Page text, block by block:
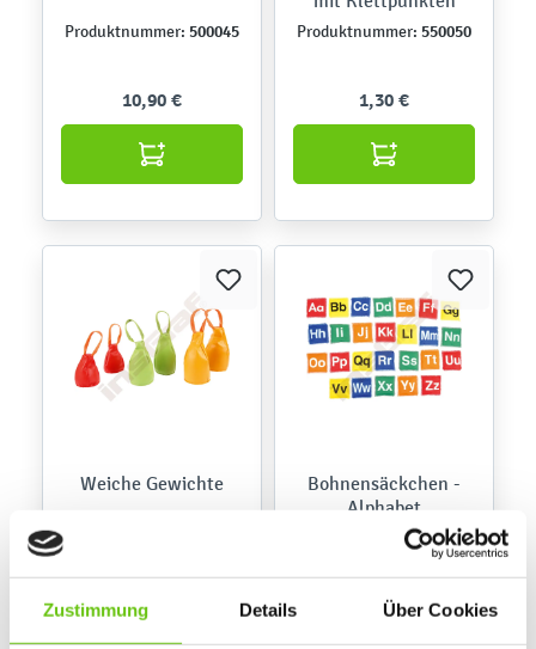
Zustimmung Details Über Cookies
Produktnummer: 500045
10,90 €
Produktnummer: 550050
1,30 €
Weiche Gewichte
139,90 €
Bohnensäckchen -
Alphabet
Produktnummer:500084
59,90 €